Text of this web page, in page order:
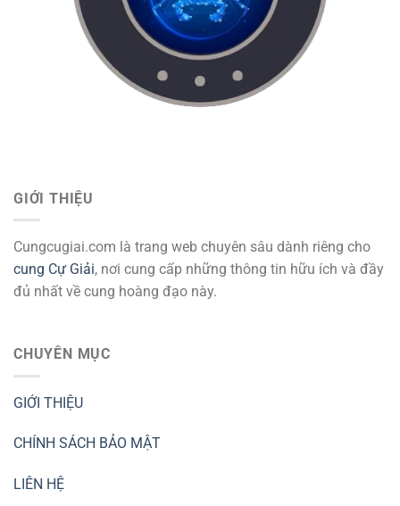
GIỚI THIỆU
Cungcugiai.com là trang web chuyên sâu dành riêng cho
cung Cự Giải, nơi cung cấp những thông tin hữu ích và đầy
đủ nhất về cung hoàng đạo này.
CHUYÊN MỤC
GIỚI THIỆU
CHÍNH SÁCH BẢO MẬT
LIÊN HỆ